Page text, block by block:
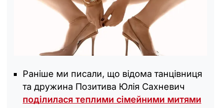
Раніше ми писали, що відома танцівниця
та дружина Позитива Юлія Сахневич
поділилася теплими сімейними митями